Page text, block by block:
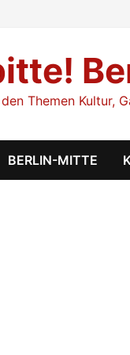
Themen Kultur,
BERLIN-MITTE